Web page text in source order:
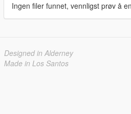
Ingen filer funnet, vennligst prøv å
Designed in Alderney
Made in Los Santos